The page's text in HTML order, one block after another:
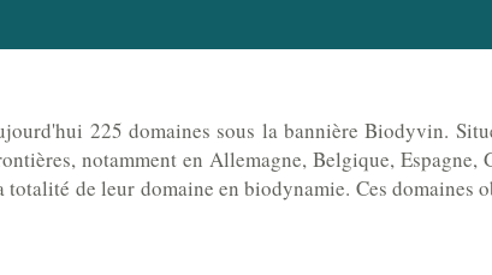
225 domaines sous la bannière Biodyvin.
notamment en Allemagne, Belgique, Espagne,
totalité de leur domaine en biodynamie. Ces